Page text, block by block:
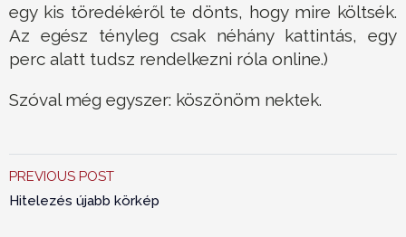
egy kis töredékéről te dönts, hogy mire költsék.
Az egész tényleg csak néhány kattintás, egy
perc alatt tudsz rendelkezni róla online.)
Szóval még egyszer: köszönöm nektek.
PREVIOUS POST
Hitelezés újabb körkép